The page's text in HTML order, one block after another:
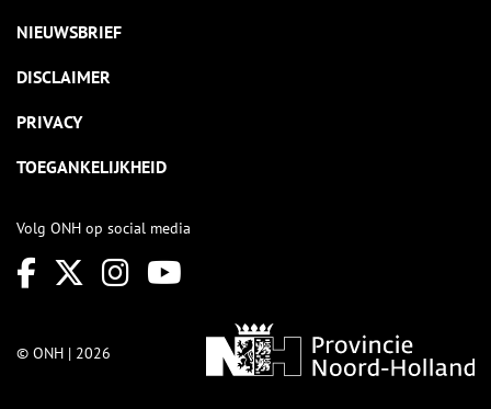
NIEUWSBRIEF
DISCLAIMER
PRIVACY
TOEGANKELIJKHEID
Volg ONH op social media
© ONH | 2026